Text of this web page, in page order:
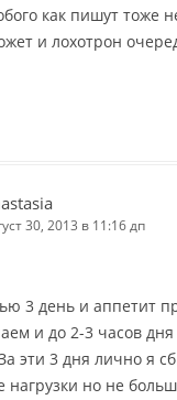
как пишут
и лохотрон
30, 2013 в 11:16 дп
3 день и аппетит
и до 2-3 часов
эти 3 дня лично я
нагрузки но не